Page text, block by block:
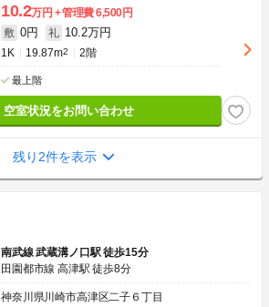
10.2万円 管理費6,500円
敷 0円 礼 10.2万円
1K 19.87m2 2階
最上階
空室状況をお問い合わせ
残り2件を表示
南武線 武蔵溝ノ口駅 徒歩15分
田園都市線 高津駅 徒歩8分
神奈川県川崎市高津区二子６丁目